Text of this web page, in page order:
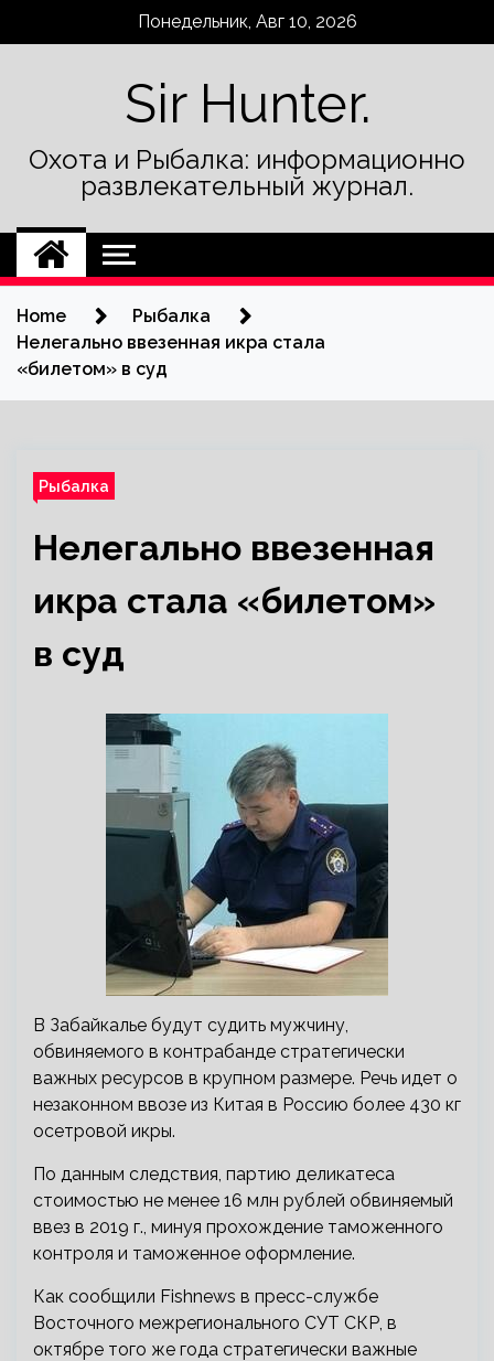
Понедельник, Авг 10, 2026
Sir Hunter.
Охота и Рыбалка: информационно
развлекательный журнал.
Home
Рыбалка
Нелегально ввезенная икра стала
«билетом» в суд
Рыбалка
Нелегально ввезенная
икра стала «билетом»
в суд
В Забайкалье будут судить мужчину,
обвиняемого в контрабанде стратегически
важных ресурсов в крупном размере. Речь идет о
незаконном ввозе из Китая в Россию более 430 кг
осетровой икры.
По данным следствия, партию деликатеса
стоимостью не менее 16 млн рублей обвиняемый
ввез в 2019 г., минуя прохождение таможенного
контроля и таможенное оформление.
Как сообщили Fishnews в пресс-службе
Восточного межрегионального СУТ СКР, в
октябре того же года стратегически важные